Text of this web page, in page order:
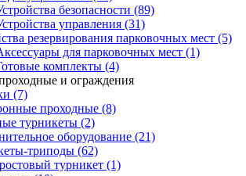
безопасности (89)
управления (31)
резервирования парковочных мест (5)
для парковочных мест (1)
комплекты (4)
и ограждения
(7)
проходные (8)
турникеты (2)
оборудование (21)
триподы (62)
турникет (1)